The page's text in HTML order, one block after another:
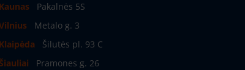
Kaunas
Pakalnės 5S
Metalo g. 3
Klaipėda
Šilutės pl. 93 C
Šiauliai
Pramones g. 26